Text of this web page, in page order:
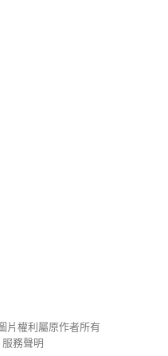
片權利屬原作者所有
服務聲明